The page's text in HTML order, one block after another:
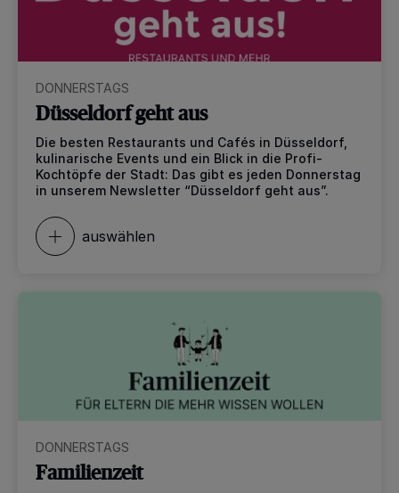
DONNERSTAGS
Düsseldorf geht aus
Die besten Restaurants und Cafés in Düsseldorf,
kulinarische Events und ein Blick in die Profi-
Kochtöpfe der Stadt: Das gibt es jeden Donnerstag
in unserem Newsletter “Düsseldorf geht aus”.
auswählen
DONNERSTAGS
Familienzeit